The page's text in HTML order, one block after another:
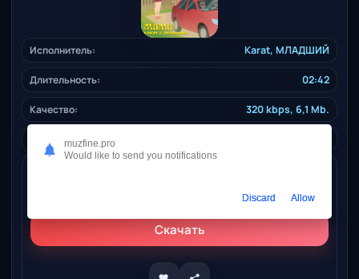
Исполнитель: Karat, МЛАДШИЙ
Длительность: 02:42
Качество: 320 kbps, 6,1 Mb.
Скачать
muzfine.pro
Would like to send you notifications
Discard Allow